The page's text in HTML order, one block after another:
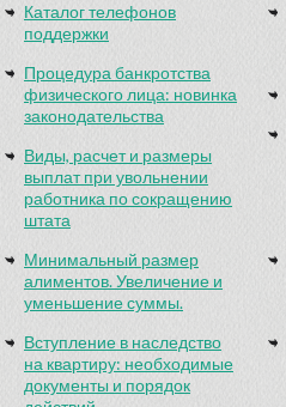
Каталог телефонов
поддержки
Процедура банкротства
физического лица: новинка
законодательства
Виды, расчет и размеры
выплат при увольнении
работника по сокращению
штата
Минимальный размер
алиментов. Увеличение и
уменьшение суммы.
Вступление в наследство
на квартиру: необходимые
документы и порядок